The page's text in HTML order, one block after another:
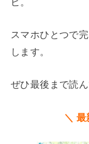
スマホひとつで
します。
ぜひ最後まで読
＼